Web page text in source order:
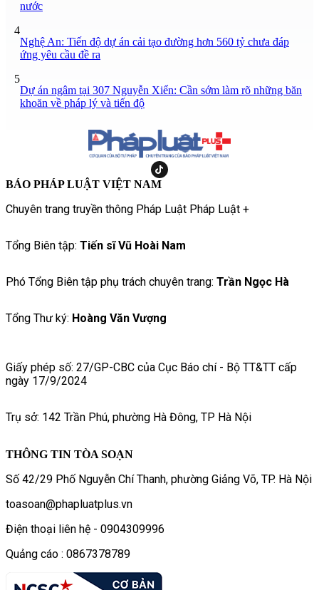
nước
4
Nghệ An: Tiến độ dự án cải tạo đường hơn 560 tỷ chưa đáp
ứng yêu cầu đề ra
5
Dự án ngâm tại 307 Nguyễn Xiển: Cần sớm làm rõ những băn
khoăn về pháp lý và tiến độ
BÁO PHÁP LUẬT VIỆT NAM
Chuyên trang truyền thông Pháp Luật Pháp Luật +
Tổng Biên tập: Tiến sĩ Vũ Hoài Nam
Phó Tổng Biên tập phụ trách chuyên trang: Trần Ngọc Hà
Tổng Thư ký: Hoàng Văn Vượng
Giấy phép số: 27/GP-CBC của Cục Báo chí - Bộ TT&TT cấp
ngày 17/9/2024
Trụ sở: 142 Trần Phú, phường Hà Đông, TP Hà Nội
THÔNG TIN TÒA SOẠN
Số 42/29 Phố Nguyễn Chí Thanh, phường Giảng Võ, TP. Hà Nội
toasoan@phapluatplus.vn
Điện thoại liên hệ - 0904309996
Quảng cáo : 0867378789